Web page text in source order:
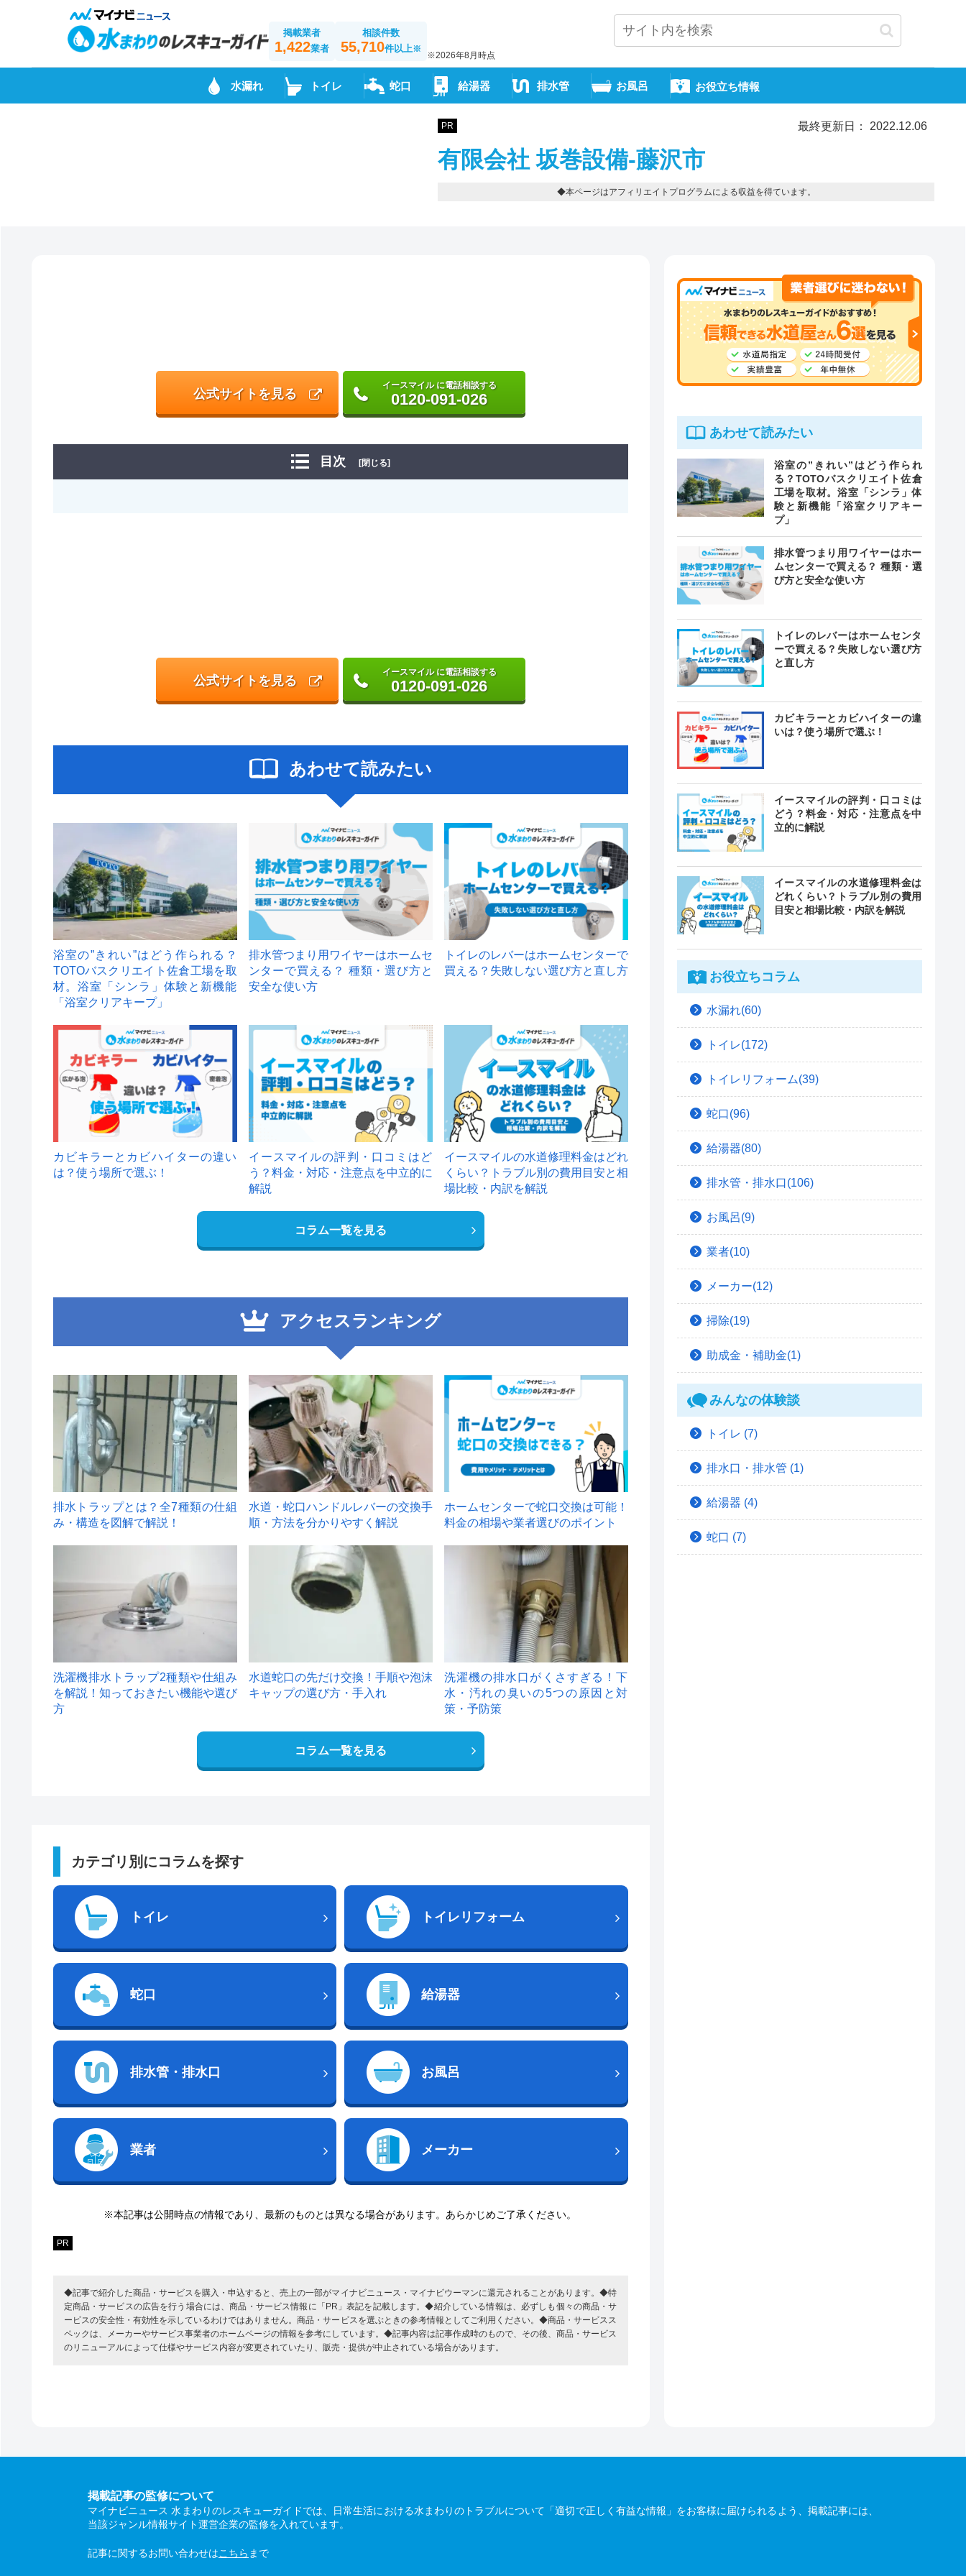
掲載業者
1,422業者
相談件数
55,710件以上※
※2026年8月時点
水漏れ トイレ 蛇口 給湯器 排水管 お風呂 お役立ち情報
PR 最終更新日： 2022.12.06
有限会社 坂巻設備-藤沢市
◆本ページはアフィリエイトプログラムによる収益を得ています。
公式サイトを見る
イースマイル に電話相談する
0120-091-026
目次 [閉じる]
公式サイトを見る
イースマイル に電話相談する
0120-091-026
あわせて読みたい
浴室の”きれい”はどう作られる？
TOTOバスクリエイト佐倉工場を取
材。浴室「シンラ」体験と新機能
「浴室クリアキープ」
排水管つまり用ワイヤーはホームセ
ンターで買える？ 種類・選び方と
安全な使い方
トイレのレバーはホームセンターで
買える？失敗しない選び方と直し方
カビキラーとカビハイターの違い
は？使う場所で選ぶ！
イースマイルの評判・口コミはど
う？料金・対応・注意点を中立的に
解説
イースマイルの水道修理料金はどれ
くらい？トラブル別の費用目安と相
場比較・内訳を解説
コラム一覧を見る
アクセスランキング
1
排水トラップとは？全7種類の仕組
み・構造を図解で解説！
2
水道・蛇口ハンドルレバーの交換手
順・方法を分かりやすく解説
ホームセンターで蛇口交換は可能！
料金の相場や業者選びのポイント
洗濯機排水トラップ2種類や仕組み
を解説！知っておきたい機能や選び
方
水道蛇口の先だけ交換！手順や泡沫
キャップの選び方・手入れ
洗濯機の排水口がくさすぎる！下
水・汚れの臭いの5つの原因と対
策・予防策
コラム一覧を見る
カテゴリ別にコラムを探す
トイレ トイレリフォーム
蛇口 給湯器
排水管・排水口 お風呂
業者 メーカー
※本記事は公開時点の情報であり、最新のものとは異なる場合があります。あらかじめご了承ください。
PR
◆記事で紹介した商品・サービスを購入・申込すると、売上の一部がマイナビニュース・マイナビウーマンに還元されることがあります。◆特
定商品・サービスの広告を行う場合には、商品・サービス情報に「PR」表記を記載します。◆紹介している情報は、必ずしも個々の商品・サ
ービスの安全性・有効性を示しているわけではありません。商品・サービスを選ぶときの参考情報としてご利用ください。◆商品・サービスス
ペックは、メーカーやサービス事業者のホームページの情報を参考にしています。◆記事内容は記事作成時のもので、その後、商品・サービス
のリニューアルによって仕様やサービス内容が変更されていたり、販売・提供が中止されている場合があります。
あわせて読みたい
浴室の”きれい”はどう作られ
る？TOTOバスクリエイト佐倉
工場を取材。浴室「シンラ」体
験と新機能「浴室クリアキー
プ」
排水管つまり用ワイヤーはホー
ムセンターで買える？ 種類・選
び方と安全な使い方
トイレのレバーはホームセンタ
ーで買える？失敗しない選び方
と直し方
カビキラーとカビハイターの違
いは？使う場所で選ぶ！
イースマイルの評判・口コミは
どう？料金・対応・注意点を中
立的に解説
イースマイルの水道修理料金は
どれくらい？トラブル別の費用
目安と相場比較・内訳を解説
お役立ちコラム
水漏れ(60)
トイレ(172)
トイレリフォーム(39)
蛇口(96)
給湯器(80)
排水管・排水口(106)
お風呂(9)
業者(10)
メーカー(12)
掃除(19)
助成金・補助金(1)
みんなの体験談
トイレ (7)
排水口・排水管 (1)
給湯器 (4)
蛇口 (7)
掲載記事の監修について
マイナビニュース 水まわりのレスキューガイドでは、日常生活における水まわりのトラブルについて「適切で正しく有益な情報」をお客様に届けられるよう、掲載記事には、
当該ジャンル情報サイト運営企業の監修を入れています。
記事に関するお問い合わせはこちら まで